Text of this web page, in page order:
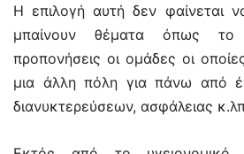
Η επιλογή αυτή δεν φαίνεται
μπαίνουν θέματα όπως
προπονήσεις οι ομάδες οι
μια άλλη πόλη για πάνω από
διανυκτερεύσεων, ασφάλειας